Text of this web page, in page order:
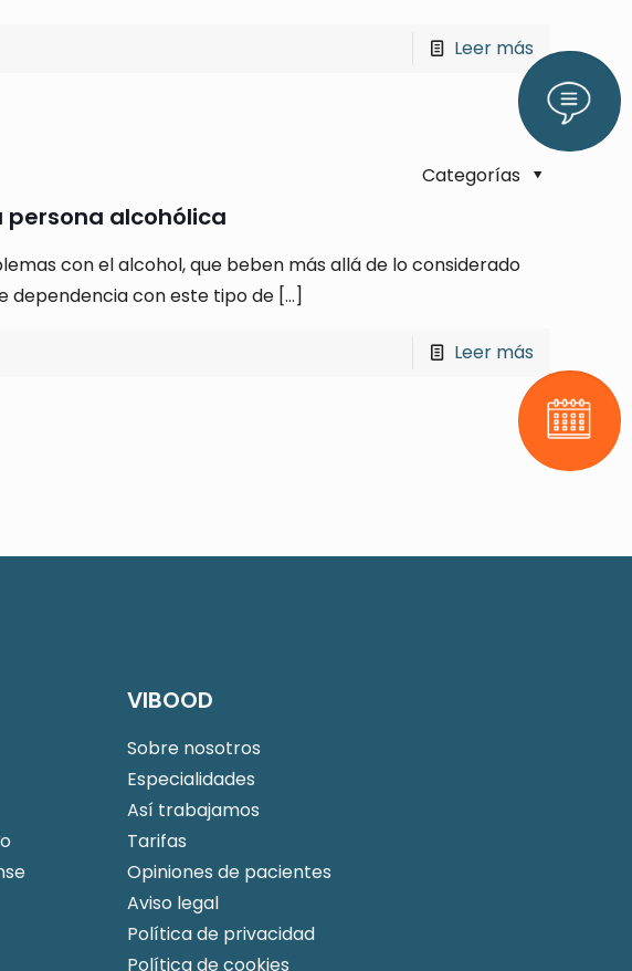
Leer más
Categorías
alcohólica
con el alcohol, que beben más allá de lo considerado
dependencia con este tipo de[…]
Leer más
Pide
VIBOOD
Sobre nosotros
Especialidades
Así trabajamos
Tarifas
Opiniones de pacientes
Aviso legal
Política de privacidad
Política de cookies